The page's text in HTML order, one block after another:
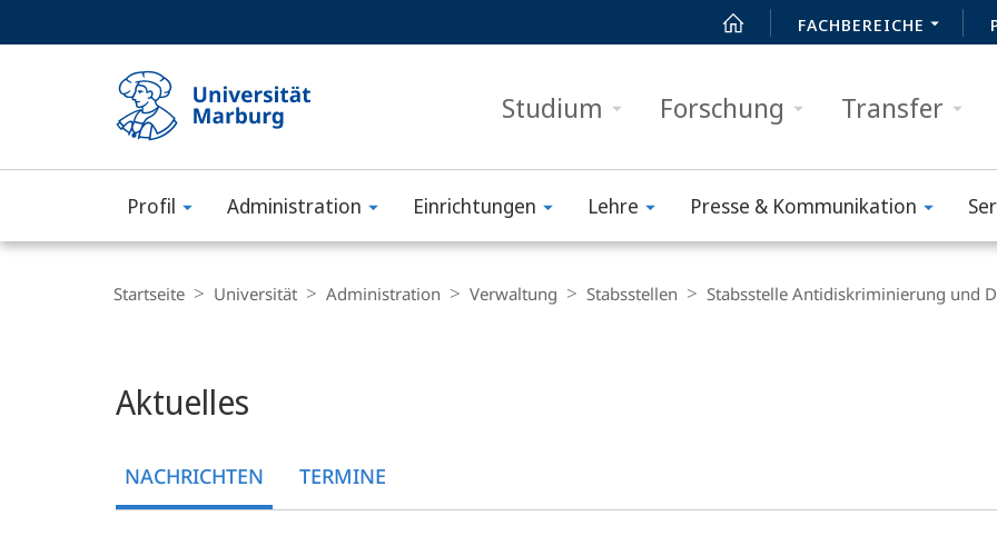
FACHBEREICHE
Studium Forschung Transfer
Philipps-
Universität
Marburg
Profil Administration Einrichtungen Lehre Presse & Kommunikation
Navigation
Startseite Universität Administration Verwaltung Stabsstellen Stabsstelle Antidiskriminierung und
Aktuelles
NACHRICHTEN TERMINE